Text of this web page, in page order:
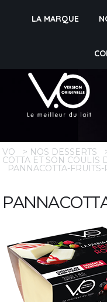
LA MARQUE
VO > NOS DESSERTS
COTTA ET SON COULIS
PANNACOTTA-FRUITS-